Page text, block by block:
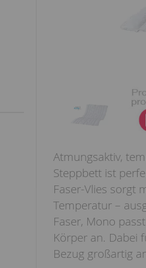
Atmungsaktiv,
Steppbett ist
Faser-Vlies sorgt
Temperatur –
Faser, Mono
Körper an. Dabei
Bezug großartig